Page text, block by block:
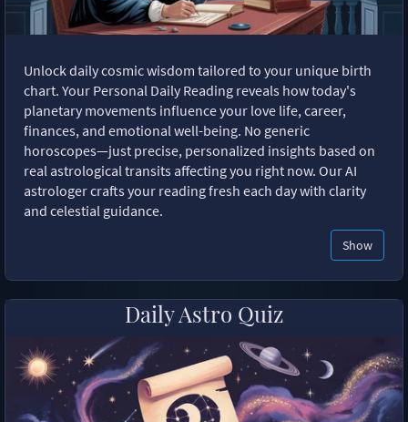
Unlock daily cosmic wisdom tailored to your unique birth
chart. Your Personal Daily Reading reveals how today's
planetary movements influence your love life, career,
finances, and emotional well-being. No generic
horoscopes—just precise, personalized insights based on
real astrological transits affecting you right now. Our AI
astrologer crafts your reading fresh each day with clarity
and celestial guidance.
Show
Daily Astro Quiz